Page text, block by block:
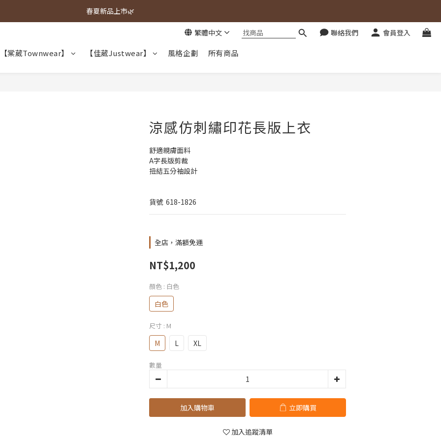
春夏新品上市🌿
春夏新品上市🌿
春夏新品上市🌿
繁體中文 聯絡我們 會員登入
【棠葳Townwear】 【佳葳Justwear】 風格企劃 所有商品
涼感仿刺繡印花長版上衣
舒適親膚面料
A字長版剪裁
扭結五分袖設計
貨號  618-1826
全店，滿額免運
NT$1,200
顏色 : 白色
白色
尺寸 : M
M L XL
數量
加入購物車 立即購買
加入追蹤清單